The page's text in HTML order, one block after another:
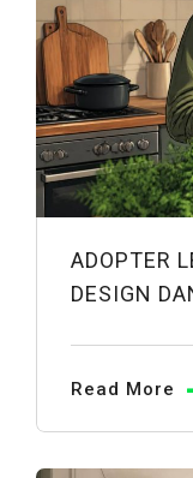
ADOPTER
DESIGN
Read More